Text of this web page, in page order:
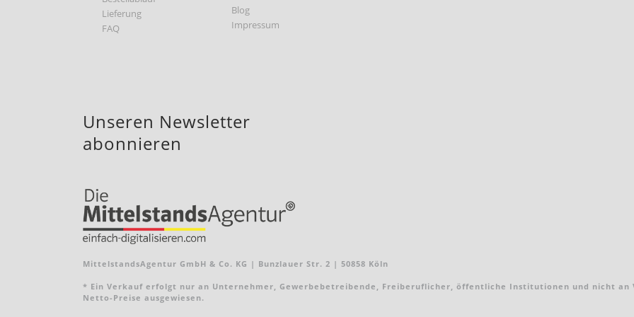
Lieferung
FAQ
Blog
Impressum
Unseren Newsletter
abonnieren
MittelstandsAgentur GmbH & Co. KG | Bunzlauer Str. 2 | 50858 Köln
* Ein Verkauf erfolgt nur an Unternehmer, Gewerbebetreibende, Freiberuflicher, öffentliche Institutionen und nicht an
Netto-Preise ausgewiesen.